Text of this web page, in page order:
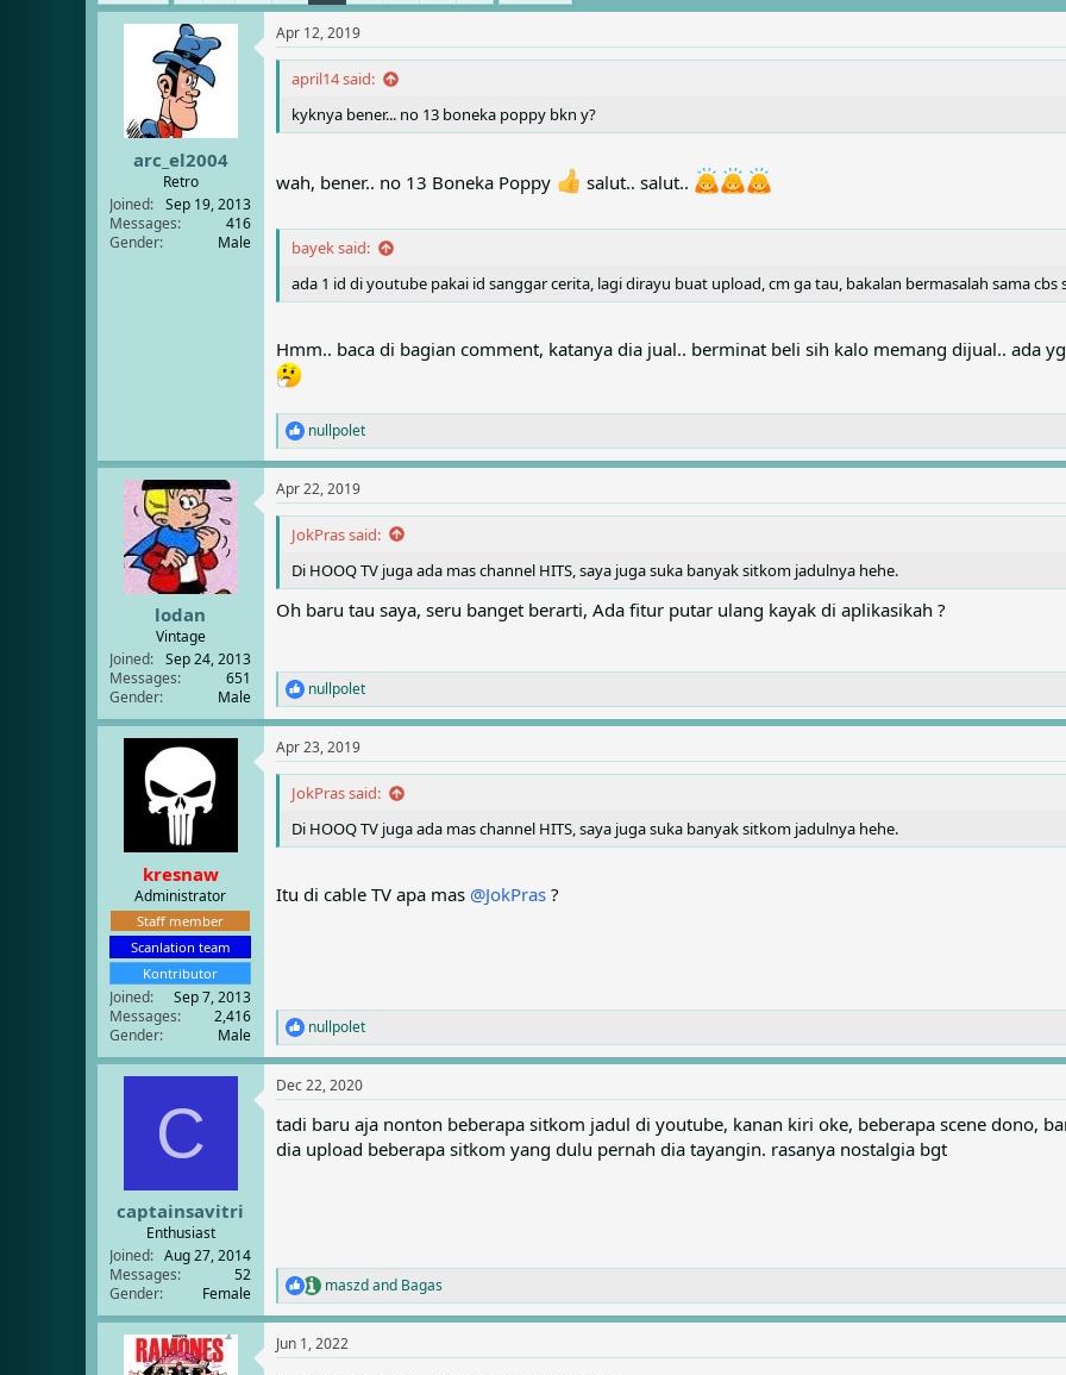
e
r
r
t
d
a
t
e
s
arc_el2004
Retro
Joined
Sep 19, 2013
Messages
416
Gender
Male
Apr 12, 2019
april14 said:
kyknya bener... no 13 boneka poppy bkn y?
wah, bener.. no 13 Boneka Poppy salut.. salut..
bayek said:
ada 1 id di youtube pakai id sanggar cerita, lagi dirayu buat upload, cm ga tau, bakalan bermasalah sama
Hmm.. baca di bagian comment, katanya dia jual.. berminat beli sih kalo memang dijual.. ada
R
e
c
t
s
:
nullpolet
lodan
Vintage
Joined
Sep 24, 2013
Messages
651
Gender
Male
Apr 22, 2019
JokPras said:
Di HOOQ TV juga ada mas channel HITS, saya juga suka banyak sitkom jadulnya hehe.
Oh baru tau saya, seru banget berarti, Ada fitur putar ulang kayak di aplikasikah ?
R
e
c
t
s
nullpolet
kresnaw
Administrator
Staff member
Scanlation team
Kontributor
Joined
Sep 7, 2013
Messages
2,416
Gender
Male
Apr 23, 2019
JokPras said:
Di HOOQ TV juga ada mas channel HITS, saya juga suka banyak sitkom jadulnya hehe.
Itu di cable TV apa mas @JokPras ?
R
e
c
i
o
nullpolet
C
captainsavitri
Enthusiast
Joined
Aug 27, 2014
Messages
52
Gender
Female
Dec 22, 2020
tadi baru aja nonton beberapa sitkom jadul di youtube, kanan kiri oke, beberapa scene dono,
dia upload beberapa sitkom yang dulu pernah dia tayangin. rasanya nostalgia bgt
R
e
c
maszdand Bagas
Jun 1, 2022